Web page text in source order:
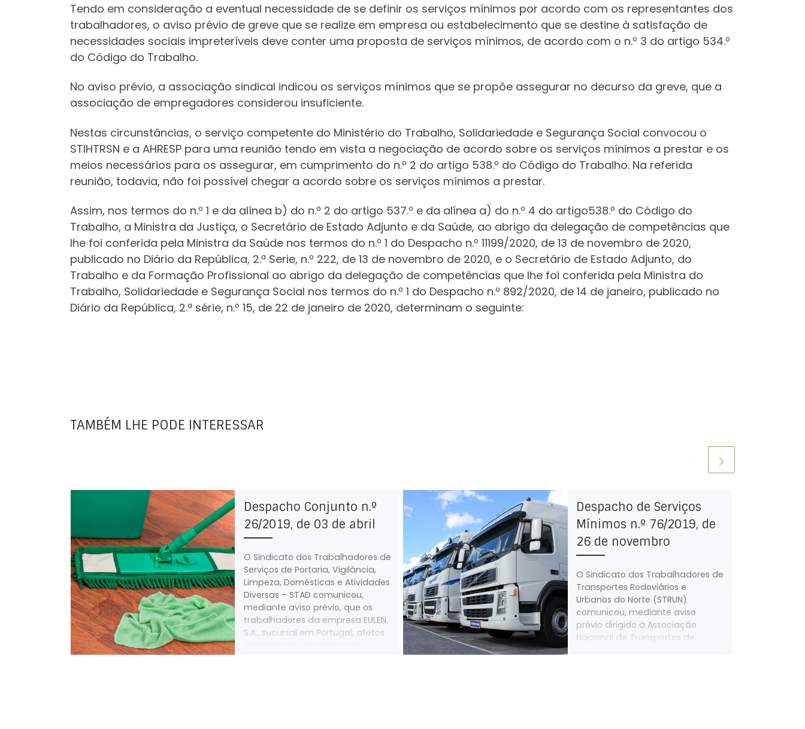
Tendo em consideração a eventual necessidade de se definir os serviços mínimos por acordo com os representantes dos
trabalhadores, o aviso prévio de greve que se realize em empresa ou estabelecimento que se destine à satisfação de
necessidades sociais impreteríveis deve conter uma proposta de serviços mínimos, de acordo com o n.º 3 do artigo 534.º
do Código do Trabalho.
No aviso prévio, a associação sindical indicou os serviços mínimos que se propõe assegurar no decurso da greve, que a
associação de empregadores considerou insuficiente.
Nestas circunstâncias, o serviço competente do Ministério do Trabalho, Solidariedade e Segurança Social convocou o
STIHTRSN e a AHRESP para uma reunião tendo em vista a negociação de acordo sobre os serviços mínimos a prestar e os
meios necessários para os assegurar, em cumprimento do n.º 2 do artigo 538.º do Código do Trabalho. Na referida
reunião, todavia, não foi possível chegar a acordo sobre os serviços mínimos a prestar.
Assim, nos termos do n.º 1 e da alínea b) do n.º 2 do artigo 537.º e da alínea a) do n.º 4 do artigo538.º do Código do
Trabalho, a Ministra da Justiça, o Secretário de Estado Adjunto e da Saúde, ao abrigo da delegação de competências que
lhe foi conferida pela Ministra da Saúde nos termos do n.º 1 do Despacho n.º 11199/2020, de 13 de novembro de 2020,
publicado no Diário da República, 2.ª Serie, n.º 222, de 13 de novembro de 2020, e o Secretário de Estado Adjunto, do
Trabalho e da Formação Profissional ao abrigo da delegação de competências que lhe foi conferida pela Ministra do
Trabalho, Solidariedade e Segurança Social nos termos do n.º 1 do Despacho n.º 892/2020, de 14 de janeiro, publicado no
Diário da República, 2.ª série, n.º 15, de 22 de janeiro de 2020, determinam o seguinte:
TAMBÉM LHE PODE INTERESSAR
Despacho Conjunto n.º
26/2019, de 03 de abril
O Sindicato dos Trabalhadores de
Serviços de Portaria, Vigilância,
Limpeza, Domésticas e Atividades
Diversas – STAD comunicou,
mediante aviso prévio, que os
trabalhadores da empresa EULEN,
S.A., sucursal em Portugal, afetos
Despacho de Serviços
Mínimos n.º 76/2019, de
26 de novembro
O Sindicato dos Trabalhadores de
Transportes Rodoviários e
Urbanos do Norte (STRUN)
comunicou, mediante aviso
prévio dirigido à Associação
Nacional de Transportes de